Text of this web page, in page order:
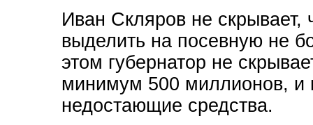
Иван Скляров не скрывает,
выделить на посевную не
этом губернатор не
минимум 500 миллионов, и
недостающие средства.